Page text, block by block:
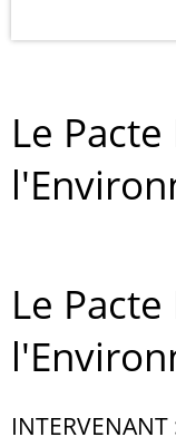
Le
Le
INTERVENANT